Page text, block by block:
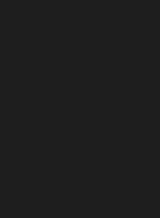
блоки под
заявку
обратного